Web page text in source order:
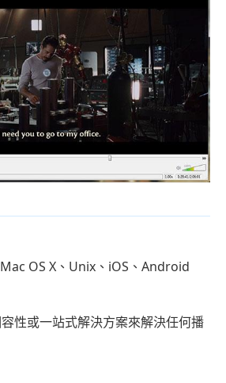
OS X、Unix、iOS、Android
性或一站式解決方案來解決任何播